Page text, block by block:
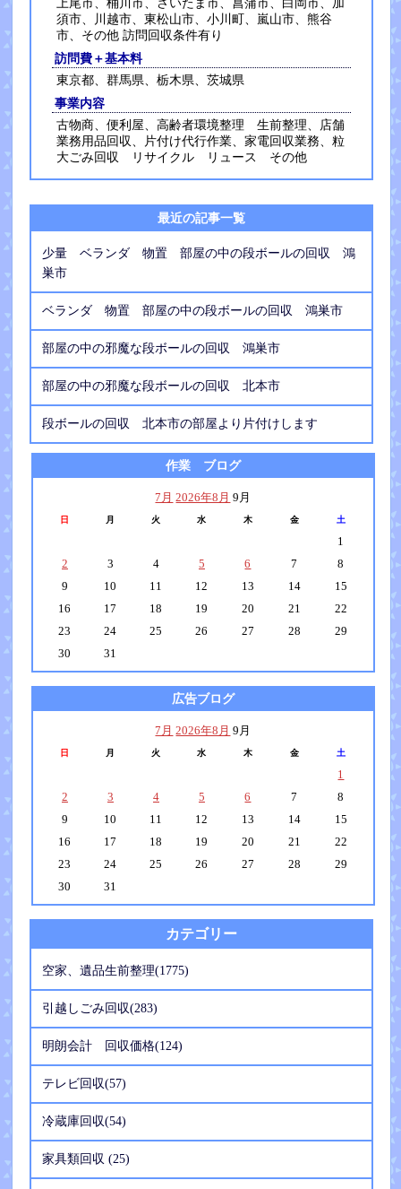
上尾市、桶川市、さいたま市、菖蒲市、白岡市、加
須市、川越市、東松山市、小川町、嵐山市、熊谷
市、その他 訪問回収条件有り
訪問費＋基本料
東京都、群馬県、栃木県、茨城県
事業内容
古物商、便利屋、高齢者環境整理 生前整理、店舗
業務用品回収、片付け代行作業、家電回収業務、粒
大ごみ回収 リサイクル リュース その他
最近の記事一覧
少量 ベランダ 物置 部屋の中の段ボールの回収 鴻
巣市
ベランダ 物置 部屋の中の段ボールの回収 鴻巣市
部屋の中の邪魔な段ボールの回収 鴻巣市
部屋の中の邪魔な段ボールの回収 北本市
段ボールの回収 北本市の部屋より片付けします
作業 ブログ
7月 2026年8月 9月
日 月 火 水 木 金 土
1
2
3 4 5 6 7
8
9
10 11 12 13 14
15
16
17 18 19 20 21
22
23
24 25 26 27 28
29
30
31
広告ブログ
7月 2026年8月 9月
日 月 火 水 木 金 土
1
2
3 4 5 6 7
8
9
10 11 12 13 14
15
16
17 18 19 20 21
22
23
24 25 26 27 28
29
30
31
カテゴリー
空家、遺品生前整理(1775)
引越しごみ回収(283)
明朗会計 回収価格(124)
テレビ回収(57)
冷蔵庫回収(54)
家具類回収 (25)